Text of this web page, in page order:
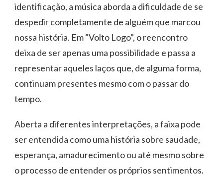
identificação, a música aborda a dificuldade de se
despedir completamente de alguém que marcou
nossa história. Em “Volto Logo”, o reencontro
deixa de ser apenas uma possibilidade e passa a
representar aqueles laços que, de alguma forma,
continuam presentes mesmo com o passar do
tempo.
Aberta a diferentes interpretações, a faixa pode
ser entendida como uma história sobre saudade,
esperança, amadurecimento ou até mesmo sobre
o processo de entender os próprios sentimentos.